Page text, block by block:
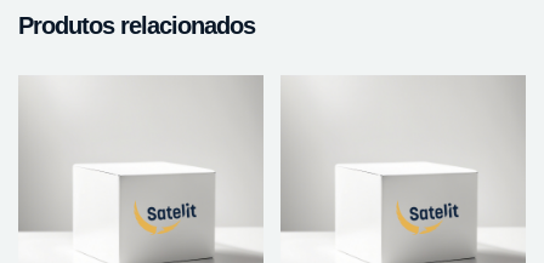
Produtos relacionados